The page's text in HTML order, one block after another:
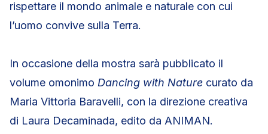
rispettare il mondo animale e naturale con cui
l’uomo convive sulla Terra.
In occasione della mostra sarà pubblicato il
volume omonimo Dancing with Nature curato da
Maria Vittoria Baravelli, con la direzione creativa
di Laura Decaminada, edito da ANIMAN.